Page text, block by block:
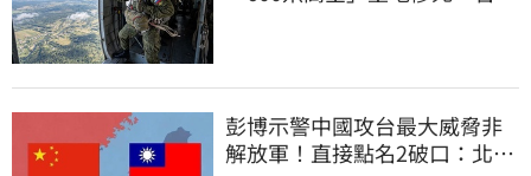
彭博示警中國攻台最大威脅非
解放軍！直接點名2破口：北京